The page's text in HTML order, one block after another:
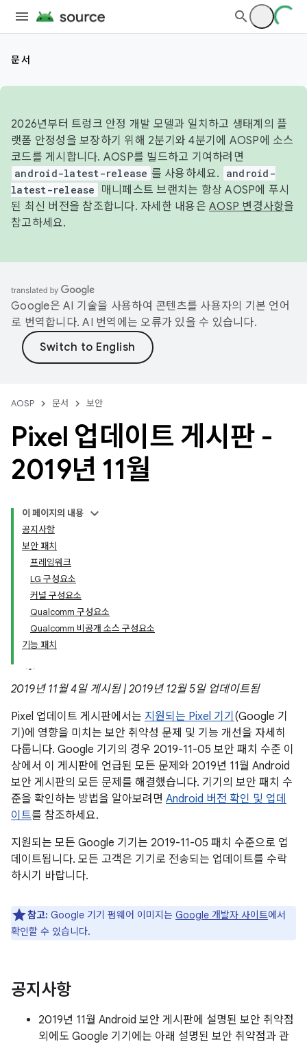
문서
2026년부터 트렁크 안정 개발 모델과 일치하고 생태계의 플
랫폼 안정성을 보장하기 위해 2분기와 4분기에 AOSP에 소스
코드를 게시합니다. AOSP를 빌드하고 기여하려면
android-latest-release 를 사용하세요.
android-
latest-release
매니페스트 브랜치는 항상 AOSP에 푸시
된 최신 버전을 참조합니다. 자세한 내용은 AOSP 변경사항을
참고하세요.
Google은 AI 기술을 사용하여 콘텐츠를 사용자의 기본 언어
로 번역합니다. AI 번역에는 오류가 있을 수 있습니다.
AOSP 문서 보안
Pixel 업데이트 게시판 -
2019년 11월
이 페이지의 내용
공지사항
보안 패치
프레임워크
LG 구성요소
커널 구성요소
Qualcomm 구성요소
Qualcomm 비공개 소스 구성요소
기능 패치
2019년 11월 4일 게시됨 | 2019년 12월 5일 업데이트됨
Pixel 업데이트 게시판에서는 지원되는 Pixel 기기 (Google 기
기)에 영향을 미치는 보안 취약성 문제 및 기능 개선을 자세히
다룹니다. Google 기기의 경우 2019-11-05 보안 패치 수준 이
상에서 이 게시판에 언급된 모든 문제와 2019년 11월 Android
보안 게시판의 모든 문제를 해결했습니다. 기기의 보안 패치 수
준을 확인하는 방법을 알아보려면 Android 버전 확인 및 업데
이트를 참조하세요.
지원되는 모든 Google 기기는 2019-11-05 패치 수준으로 업
데이트됩니다. 모든 고객은 기기로 전송되는 업데이트를 수락
하시기 바랍니다.
참고: Google 기기 펌웨어 이미지는 Google 개발자 사이트에서
확인할 수 있습니다.
공지사항
2019년 11월 Android 보안 게시판에 설명된 보안 취약점
외에도 Google 기기에는 아래 설명된 보안 취약점과 관